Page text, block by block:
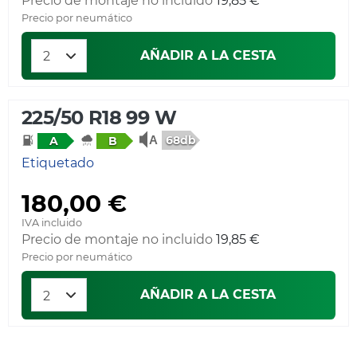
Precio por neumático
AÑADIR A LA CESTA
225/50 R18 99 W
A B 68db
Etiquetado
180,00 €
IVA incluido
Precio de montaje no incluido 19,85 €
Precio por neumático
AÑADIR A LA CESTA